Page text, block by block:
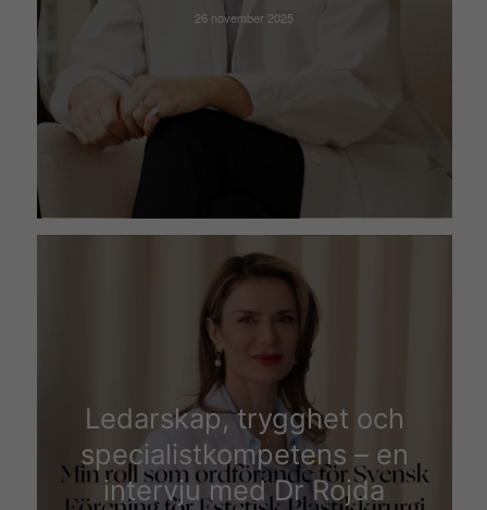
26 november 2025
Ledarskap, trygghet och
specialistkompetens – en
intervju med Dr Rojda